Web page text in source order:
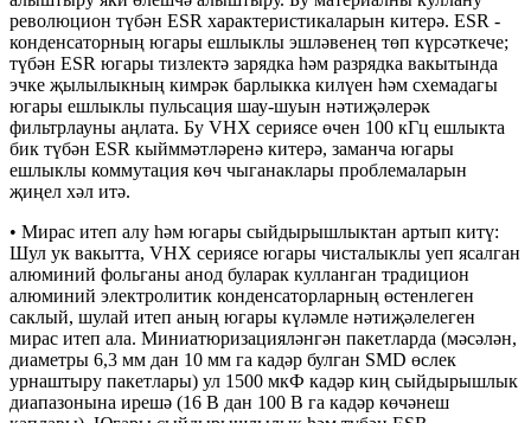
революцион түбән ESR характеристикаларын китерә. ESR -
конденсаторның югары ешлыклы эшләвенең төп күрсәткече;
түбән ESR югары тизлектә зарядка һәм разрядка вакытында
эчке җылылыкның кимрәк барлыкка килүен һәм схемадагы
югары ешлыклы пульсация шау-шуын нәтиҗәлерәк
фильтрлауны аңлата. Бу VHX сериясе өчен 100 кГц ешлыкта
бик түбән ESR кыйммәтләренә китерә, заманча югары
ешлыклы коммутация көч чыганаклары проблемаларын
җиңел хәл итә.
• Мирас итеп алу һәм югары сыйдырышлыктан артып китү:
Шул ук вакытта, VHX сериясе югары чисталыклы уеп ясалган
алюминий фольганы анод буларак кулланган традицион
алюминий электролитик конденсаторларның өстенлеген
саклый, шулай итеп аның югары күләмле нәтиҗәлелеген
мирас итеп ала. Миниатюризацияләнгән пакетларда (мәсәлән,
диаметры 6,3 мм дан 10 мм га кадәр булган SMD өслек
урнаштыру пакетлары) ул 1500 мкФ кадәр киң сыйдырышлык
диапазонына ирешә (16 В дан 100 В га кадәр көчәнеш